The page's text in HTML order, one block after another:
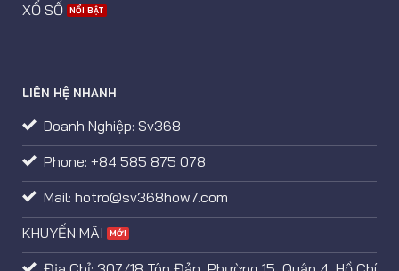
XỔ SỐ
LIÊN HỆ NHANH
Doanh Nghiệp: Sv368
Phone: +84 585 875 078
Mail: hotro@sv368how7.com
KHUYẾN MÃI